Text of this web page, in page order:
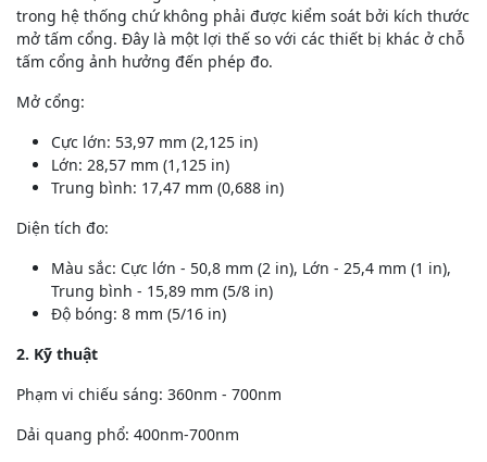
trong hệ thống chứ không phải được kiểm soát bởi kích thước
mở tấm cổng. Đây là một lợi thế so với các thiết bị khác ở chỗ
tấm cổng ảnh hưởng đến phép đo.
Mở cổng:
Cực lớn: 53,97 mm (2,125 in)
Lớn: 28,57 mm (1,125 in)
Trung bình: 17,47 mm (0,688 in)
Diện tích đo:
Màu sắc: Cực lớn - 50,8 mm (2 in), Lớn - 25,4 mm (1 in),
Trung bình - 15,89 mm (5/8 in)
Độ bóng: 8 mm (5/16 in)
2. Kỹ thuật
Phạm vi chiếu sáng: 360nm - 700nm
Dải quang phổ: 400nm-700nm